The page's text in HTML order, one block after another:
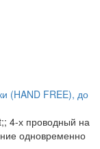
(HAND FREE), до
4-х проводный на
одновременно